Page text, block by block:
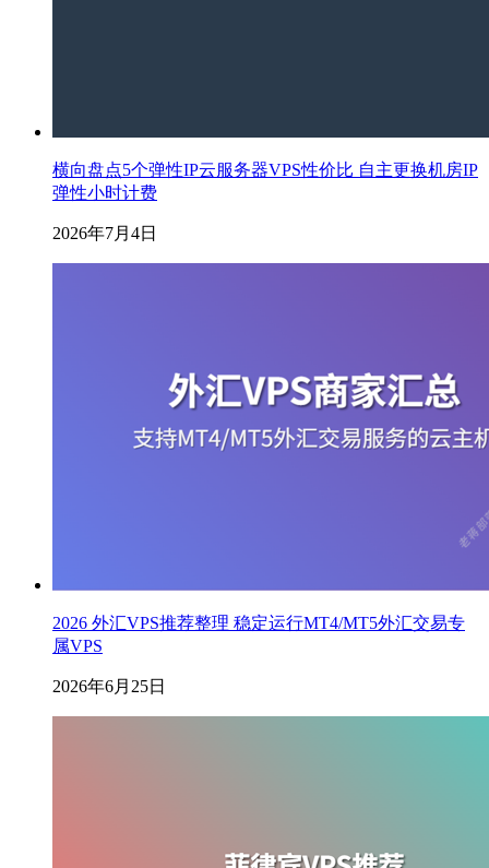
横向盘点5个弹性IP云服务器VPS性价比 自主更换机房IP
弹性小时计费
2026年7月4日
2026 外汇VPS推荐整理 稳定运行MT4/MT5外汇交易专
属VPS
2026年6月25日